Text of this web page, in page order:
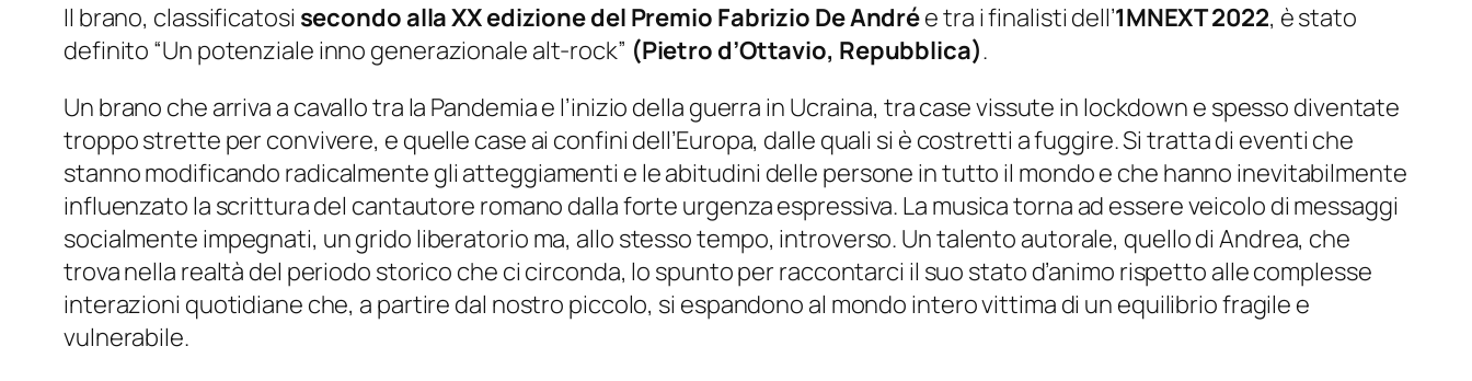
Il brano, classificatosi secondo alla XX edizione del Premio Fabrizio De Andrée tra i finalisti dell’1MNEXT 2022, è stato
definito “Un potenziale inno generazionale alt-rock” (Pietro d’Ottavio, Repubblica).
Un brano che arriva a cavallo tra la Pandemia e l’inizio della guerra in Ucraina, tra case vissute in lockdown e spesso diventate
troppo strette per convivere, e quelle case ai confini dell’Europa, dalle quali si è costretti a fuggire. Si tratta di eventi che
stanno modificando radicalmente gli atteggiamenti e le abitudini delle persone in tutto il mondo e che hanno inevitabilmente
influenzato la scrittura del cantautore romano dalla forte urgenza espressiva. La musica torna ad essere veicolo di messaggi
socialmente impegnati, un grido liberatorio ma, allo stesso tempo, introverso. Un talento autorale, quello di Andrea, che
trova nella realtà del periodo storico che ci circonda, lo spunto per raccontarci il suo stato d’animo rispetto alle complesse
interazioni quotidiane che, a partire dal nostro piccolo, si espandono al mondo intero vittima di un equilibrio fragile e
vulnerabile.